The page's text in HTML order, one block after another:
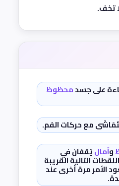
تخف.
على جسدمحظوظ
مع حركات الفم.
وآماليَقِفان في
التالية القريبة
الأمر مرة أخرى عند